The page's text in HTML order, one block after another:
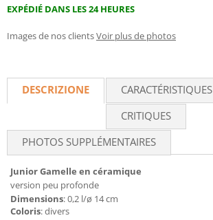
EXPÉDIÉ DANS LES 24 HEURES
Images de nos clientsVoir plus de photos
DESCRIZIONE
CARACTÉRISTIQUES
CRITIQUES
PHOTOS SUPPLÉMENTAIRES
Junior Gamelle en céramique
version peu profonde
Dimensions: 0,2 l/ø 14 cm
Coloris: divers